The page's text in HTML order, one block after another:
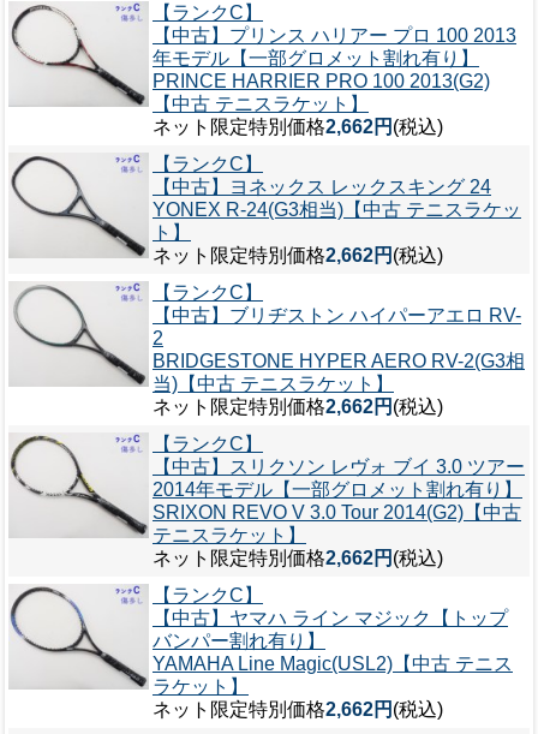
【ランクC】
【中古】プリンス ハリアー プロ 100 2013
年モデル【一部グロメット割れ有り】
PRINCE HARRIER PRO 100 2013(G2)
【中古 テニスラケット】
ネット限定特別価格2,662円 (税込)
【ランクC】
【中古】ヨネックス レックスキング 24
YONEX R-24(G3相当)【中古 テニスラケッ
ト】
ネット限定特別価格2,662円 (税込)
【ランクC】
【中古】ブリヂストン ハイパーアエロ RV-
2
BRIDGESTONE HYPER AERO RV-2(G3相
当)【中古 テニスラケット】
ネット限定特別価格2,662円 (税込)
【ランクC】
【中古】スリクソン レヴォ ブイ 3.0 ツアー
2014年モデル【一部グロメット割れ有り】
SRIXON REVO V 3.0 Tour 2014(G2)【中古
テニスラケット】
ネット限定特別価格2,662円 (税込)
【ランクC】
【中古】ヤマハ ライン マジック【トップ
バンパー割れ有り】
YAMAHA Line Magic(USL2)【中古 テニス
ラケット】
ネット限定特別価格2,662円 (税込)